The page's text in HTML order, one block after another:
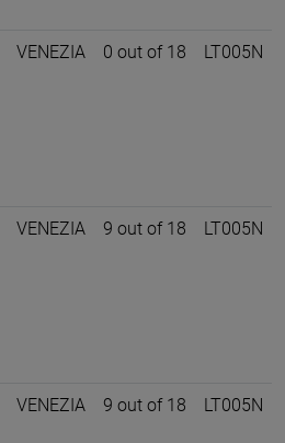
VENEZIA 0 out of 18 LT005N
VENEZIA 9 out of 18 LT005N
VENEZIA 9 out of 18 LT005N